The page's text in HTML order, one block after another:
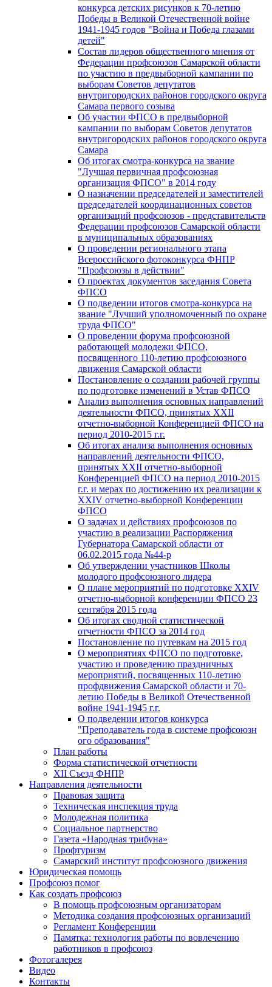
конкурса детских рисунков к 70-летию
Победы в Великой Отечественной войне
1941-1945 годов "Война и Победа глазами
детей"
Состав лидеров общественного мнения от
Федерации профсоюзов Самарской области
по участию в предвыборной кампании по
выборам Советов депутатов
внутригородских районов городского округа
Самара первого созыва
Об участии ФПСО в предвыборной
кампании по выборам Советов депутатов
внутригородских районов городского округа
Самара
Об итогах смотра-конкурса на звание
"Лучшая первичная профсоюзная
организация ФПСО" в 2014 году
О назначении председателей и заместителей
председателей координационных советов
организаций профсоюзов - представительств
Федерации профсоюзов Самарской области
в муниципальных образованиях
О проведении регионального этапа
Всероссийского фотоконкурса ФНПР
"Профсоюзы в действии"
О проектах документов заседания Совета
ФПСО
О подведении итогов смотра-конкурса на
звание "Лучший уполномоченный по охране
труда ФПСО"
О проведении форума профсоюзной
работающей молодежи ФПСО,
посвященного 110-летию профсоюзного
движения Самарской области
Постановление о создании рабочей группы
по подготовке изменений в Устав ФПСО
Анализ выполнения основных направлений
деятельности ФПСО, принятых XXII
отчетно-выборной Конференцией ФПСО на
период 2010-2015 г.г.
Об итогах анализа выполнения основных
направлений деятельности ФПСО,
принятых XXII отчетно-выборной
Конференцией ФПСО на период 2010-2015
г.г. и мерах по достижению их реализации к
XXIV отчетно-выборной Конференции
ФПСО
О задачах и действиях профсоюзов по
участию в реализации Распоряжения
Губернатора Самарской области от
06.02.2015 года №44-р
Об утверждении участников Школы
молодого профсоюзного лидера
О плане мероприятий по подготовке XXIV
отчетно-выборной конференции ФПСО 23
сентября 2015 года
Об итогах сводной статистической
отчетности ФПСО за 2014 год
Постановление по путевкам на 2015 год
О мероприятиях ФПСО по подготовке,
участию и проведению праздничных
мероприятий, посвященных 110-летию
профдвижения Самарской области и 70-
летию Победы в Великой Отечественной
войне 1941-1945 г.г.
О подведении итогов конкурса
"Преподаватель года в системе профсоюзн
ого образования"
План работы
Форма статистической отчетности
XII Съезд ФНПР
Направления деятельности
Правовая защита
Техническая инспекция труда
Молодежная политика
Социальное партнерство
Газета «Народная трибуна»
Профтуризм
Самарский институт профсоюзного движения
Юридическая помощь
Профсоюз помог
Как создать профсоюз
В помощь профсоюзным организаторам
Методика создания профсоюзных организаций
Регламент Конференции
Памятка: технология работы по вовлечению
работников в профсоюз
Фотогалерея
Видео
Контакты